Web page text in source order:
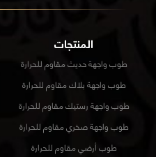
المنتجات
طوب واجهة حديث مقاوم للحرارة
طوب واجهة بلاك مقاوم للحرارة
طوب واجهة رستيك مقاوم للحرارة
طوب واجهة صخري مقاوم للحرارة
طوب أرضي مقاوم للحرارة